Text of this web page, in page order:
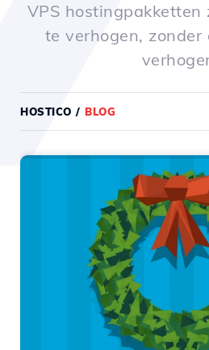
VPS hostingpakketten
te verhogen,
HOSTICO / BLOG